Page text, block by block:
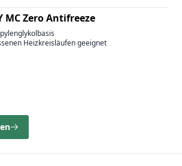
Zero Antifreeze
Heizkreisläufen geeignet